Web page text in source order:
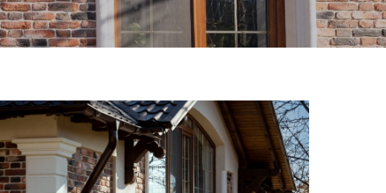
DELIMITATOARE DE
Sfera
Semisfera
Bolard